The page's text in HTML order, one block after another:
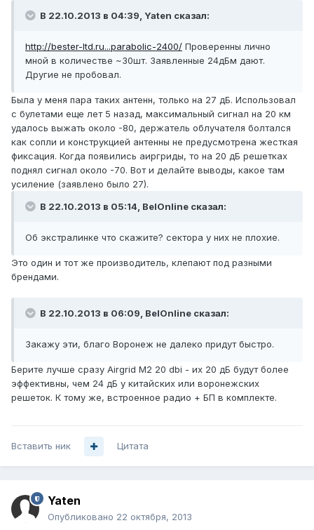
В 22.10.2013 в 04:39, Yaten сказал:
http://bester-ltd.ru...parabolic-2400/ Проверенны лично
мной в количестве ~30шт. Заявленные 24дБм дают.
Другие не пробовал.
Была у меня пара таких антенн, только на 27 дБ. Использовал
с булетами еще лет 5 назад, максимальный сигнал на 20 км
удалось выжать около -80, держатель облучателя болтался
как сопли и конструкцией антенны не предусмотрена жесткая
фиксация. Когда появились аиргриды, то на 20 дБ решетках
поднял сигнал около -70. Вот и делайте выводы, какое там
усиление (заявлено было 27).
В 22.10.2013 в 05:14, BelOnline сказал:
Об экстралинке что скажите? сектора у них не плохие.
Это один и тот же производитель, клепают под разными
брендами.
В 22.10.2013 в 06:09, BelOnline сказал:
Закажу эти, благо Воронеж не далеко придут быстро.
Берите лучше сразу Airgrid M2 20 dbi - их 20 дБ будут более
эффективны, чем 24 дБ у китайских или воронежских
решеток. К тому же, встроенное радио + БП в комплекте.
Вставить ник Цитата
Yaten
Опубликовано 22 октября, 2013